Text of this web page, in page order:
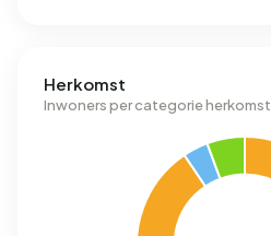
Herkomst
Inwoners per categorie herkomst